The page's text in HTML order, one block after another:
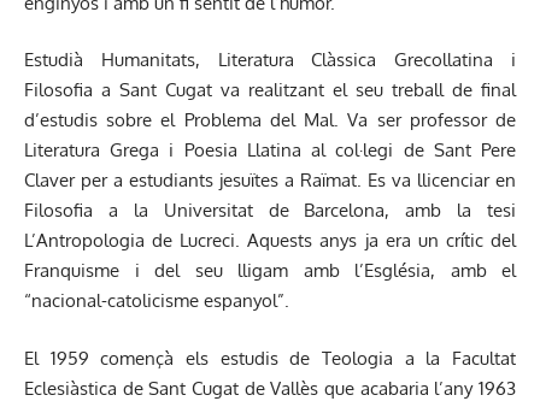
Estudià Humanitats, Literatura Clàssica Grecollatina i
Filosofia a Sant Cugat va realitzant el seu treball de final
d’estudis sobre el Problema del Mal. Va ser professor de
Literatura Grega i Poesia Llatina al col·legi de Sant Pere
Claver per a estudiants jesuïtes a Raïmat. Es va llicenciar en
Filosofia a la Universitat de Barcelona, amb la tesi
L’Antropologia de Lucreci. Aquests anys ja era un crític del
Franquisme i del seu lligam amb l’Església, amb el
“nacional-catolicisme espanyol”.
El 1959 començà els estudis de Teologia a la Facultat
Eclesiàstica de Sant Cugat de Vallès que acabaria l’any 1963